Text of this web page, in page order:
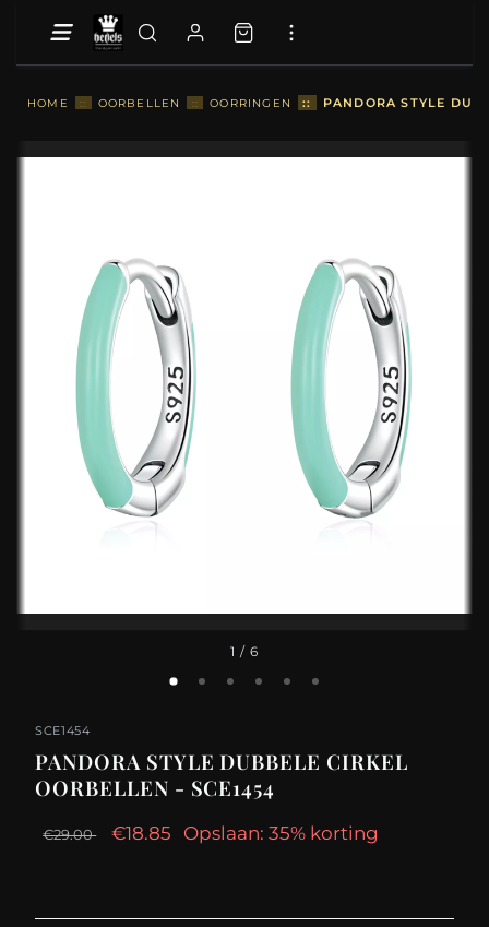
HOME :: OORBELLEN :: OORRINGEN :: PANDORA STYLE
1 / 6
SCE1454
PANDORA STYLE DUBBELE CIRKEL
OORBELLEN - SCE1454
€29.00 €18.85 Opslaan: 35% korting